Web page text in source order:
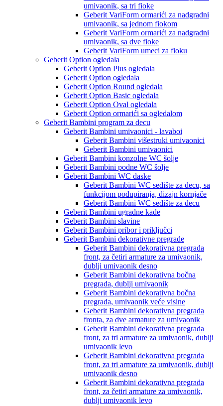
umivaonik, sa tri fioke
Geberit VariForm ormarići za nadgradni
umivaonik, sa jednom fiokom
Geberit VariForm ormarići za nadgradni
umivaonik, sa dve fioke
Geberit VariForm umeci za fioku
Geberit Option ogledala
Geberit Option Plus ogledala
Geberit Option ogledala
Geberit Option Round ogledala
Geberit Option Basic ogledala
Geberit Option Oval ogledala
Geberit Option ormarići sa ogledalom
Geberit Bambini program za decu
Geberit Bambini umivaonici - lavaboi
Geberit Bambini višestruki umivaonici
Geberit Bambini umivaonici
Geberit Bambini konzolne WC šolje
Geberit Bambini podne WC šolje
Geberit Bambini WC daske
Geberit Bambini WC sedište za decu, sa
funkcijom podupiranja, dizajn kornjače
Geberit Bambini WC sedište za decu
Geberit Bambini ugradne kade
Geberit Bambini slavine
Geberit Bambini pribor i priključci
Geberit Bambini dekorativne pregrade
Geberit Bambini dekorativna pregrada
front, za četiri armature za umivaonik,
dublji umivaonik desno
Geberit Bambini dekorativna bočna
pregrada, dublji umivaonik
Geberit Bambini dekorativna bočna
pregrada, umivaonik veće visine
Geberit Bambini dekorativna pregrada
fronta, za dve armature za umivaonik
Geberit Bambini dekorativna pregrada
front, za tri armature za umivaonik, dublji
umivaonik levo
Geberit Bambini dekorativna pregrada
front, za tri armature za umivaonik, dublji
umivaonik desno
Geberit Bambini dekorativna pregrada
front, za četiri armature za umivaonik,
dublji umivaonik levo